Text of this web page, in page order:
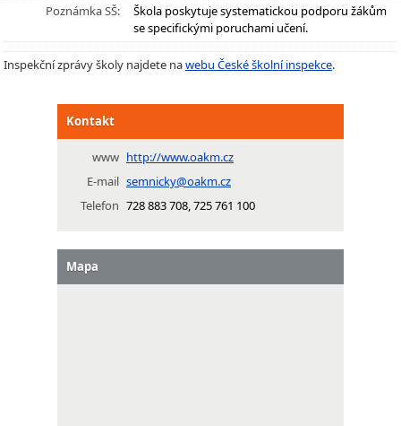
Poznámka SŠ:
Škola poskytuje systematickou podporu žákům
se specifickými poruchami učení.
Inspekční zprávy školy najdete nawebu České školní inspekce.
Kontakt
www http://www.oakm.cz
E-mail semnicky@oakm.cz
Telefon 728 883 708, 725 761 100
Mapa